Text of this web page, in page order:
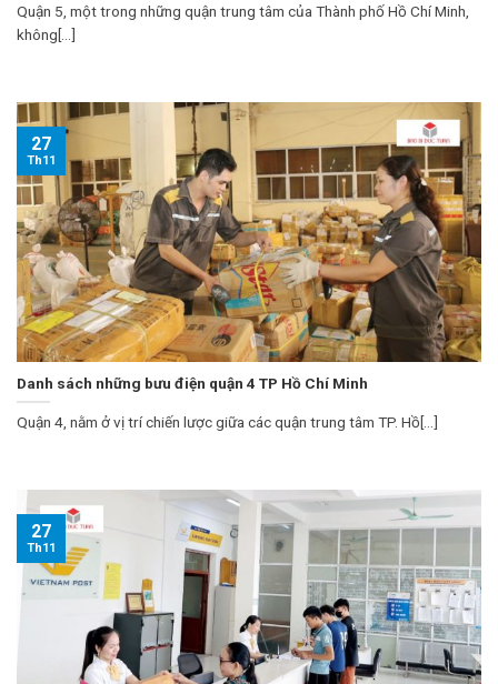
Quận 5, một trong những quận trung tâm của Thành phố Hồ Chí Minh,
không[...]
Danh sách những bưu điện quận 4 TP Hồ Chí Minh
Quận 4, nằm ở vị trí chiến lược giữa các quận trung tâm TP. Hồ[...]
27
Th11
27
Th11